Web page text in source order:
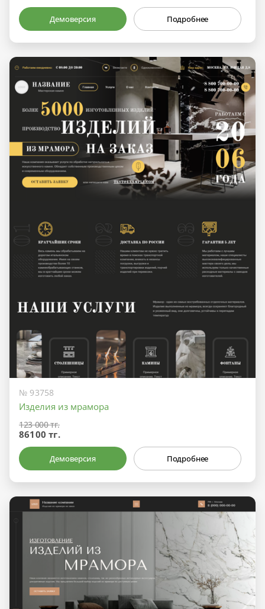
Демоверсия Подробнее
№ 93758
Изделия из мрамора
123 000 тг.
86100 тг.
Демоверсия Подробнее